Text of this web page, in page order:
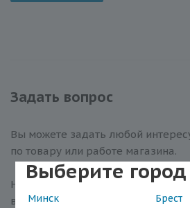
Выберите город
Минск
Брест
Задать вопрос
Вы можете задать любой
по товару или работе магазина.
Наши квалифицированные
вам помогут.